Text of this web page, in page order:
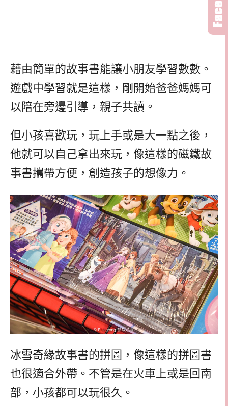
藉由簡單的故事書能讓小朋友學習數數。
遊戲中學習就是這樣，剛開始爸爸媽媽可
以陪在旁邊引導，親子共讀。
但小孩喜歡玩，玩上手或是大一點之後，
他就可以自己拿出來玩，像這樣的磁鐵故
事書攜帶方便，創造孩子的想像力。
冰雪奇緣故事書的拼圖，像這樣的拼圖書
也很適合外帶。不管是在火車上或是回南
部，小孩都可以玩很久。